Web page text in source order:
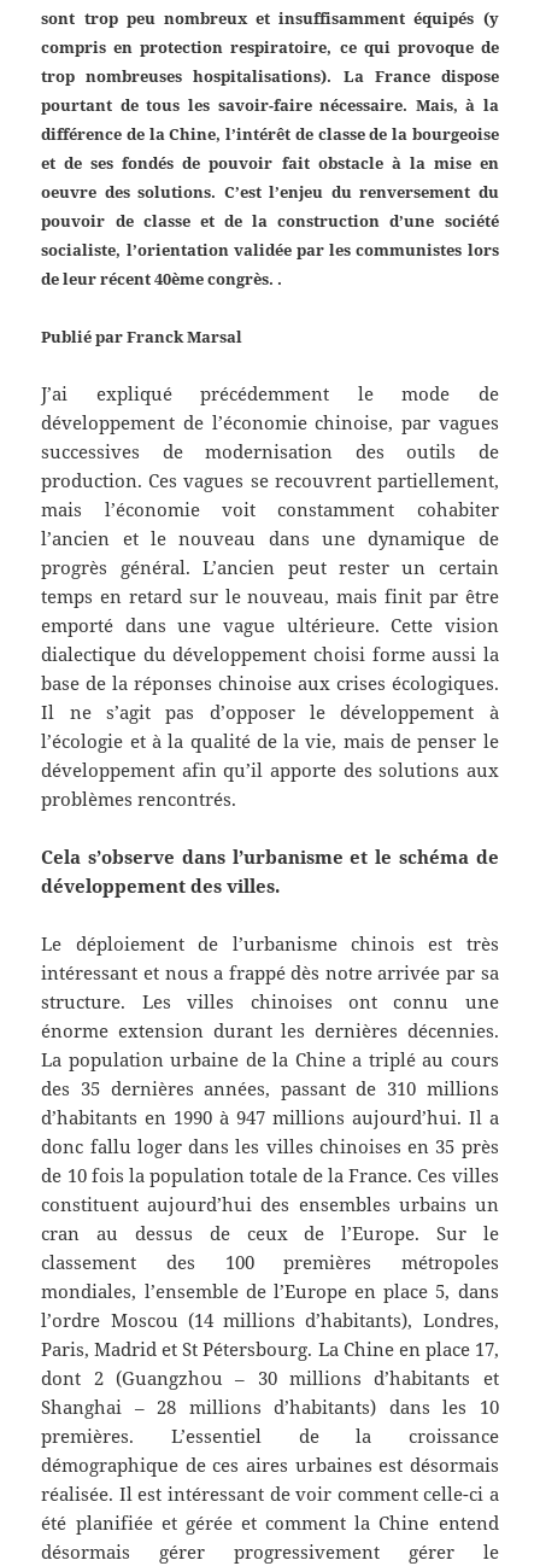
sont trop peu nombreux et insuffisamment équipés (y
compris en protection respiratoire, ce qui provoque de
trop nombreuses hospitalisations). La France dispose
pourtant de tous les savoir-faire nécessaire. Mais, à la
différence de la Chine, l’intérêt de classe de la bourgeoise
et de ses fondés de pouvoir fait obstacle à la mise en
oeuvre des solutions. C’est l’enjeu du renversement du
pouvoir de classe et de la construction d’une société
socialiste, l’orientation validée par les communistes lors
de leur récent 40ème congrès. .
Publié par Franck Marsal
J’ai expliqué précédemment le mode de
développement de l’économie chinoise, par vagues
successives de modernisation des outils de
production. Ces vagues se recouvrent partiellement,
mais l’économie voit constamment cohabiter
l’ancien et le nouveau dans une dynamique de
progrès général. L’ancien peut rester un certain
temps en retard sur le nouveau, mais finit par être
emporté dans une vague ultérieure. Cette vision
dialectique du développement choisi forme aussi la
base de la réponses chinoise aux crises écologiques.
Il ne s’agit pas d’opposer le développement à
l’écologie et à la qualité de la vie, mais de penser le
développement afin qu’il apporte des solutions aux
problèmes rencontrés.
Cela s’observe dans l’urbanisme et le schéma de
développement des villes.
Le déploiement de l’urbanisme chinois est très
intéressant et nous a frappé dès notre arrivée par sa
structure. Les villes chinoises ont connu une
énorme extension durant les dernières décennies.
La population urbaine de la Chine a triplé au cours
des 35 dernières années, passant de 310 millions
d’habitants en 1990 à 947 millions aujourd’hui. Il a
donc fallu loger dans les villes chinoises en 35 près
de 10 fois la population totale de la France. Ces villes
constituent aujourd’hui des ensembles urbains un
cran au dessus de ceux de l’Europe. Sur le
classement des 100 premières métropoles
mondiales, l’ensemble de l’Europe en place 5, dans
l’ordre Moscou (14 millions d’habitants), Londres,
Paris, Madrid et St Pétersbourg. La Chine en place 17,
dont 2 (Guangzhou – 30 millions d’habitants et
Shanghai – 28 millions d’habitants) dans les 10
premières. L’essentiel de la croissance
démographique de ces aires urbaines est désormais
réalisée. Il est intéressant de voir comment celle-ci a
été planifiée et gérée et comment la Chine entend
désormais gérer progressivement gérer le